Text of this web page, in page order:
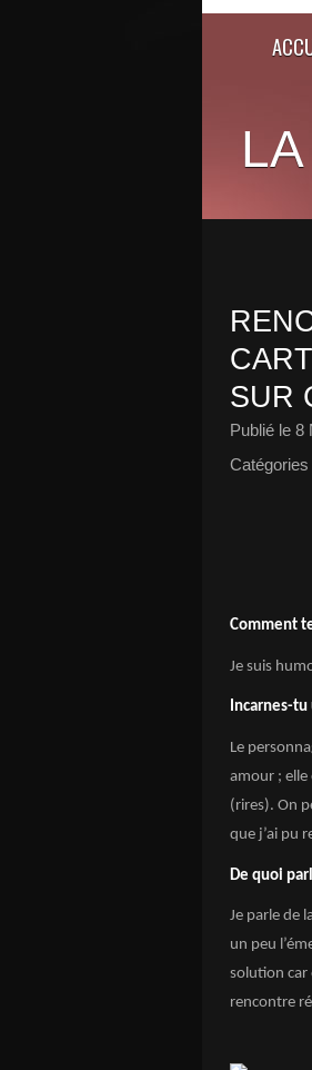
SUR
Publié le 8
Catégories
Comment
Je suis
Incarnes-tu
Le
amour ; elle
(rires). On
que j’ai pu
De quoi
Je parle de
un peu
solution car
rencontre